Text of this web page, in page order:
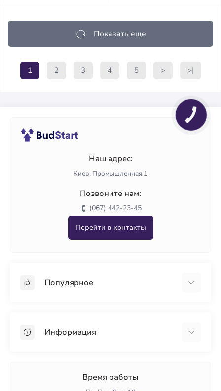
Показать еще
1 2 3 4 5 > >|
Наш адрес:
Киев, Промышленная 1
Позвоните нам:
(067) 442-23-45
Перейти в контакты
Популярное
ПенопластИнформация
Время работы